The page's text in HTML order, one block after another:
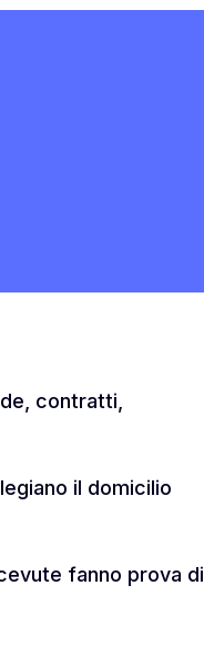
contratti,
il domicilio
fanno prova di